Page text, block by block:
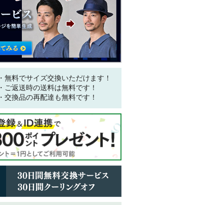
・無料でサイズ交換いただけます！
・ご返送時の送料は無料です！
・交換品の再配達も無料です！